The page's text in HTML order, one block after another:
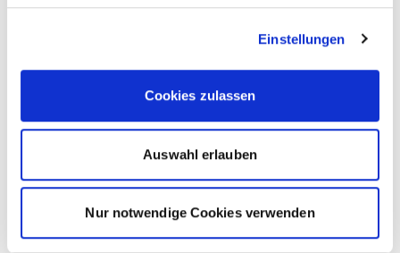
Einstellungen
Cookies zulassen
Auswahl erlauben
Nur notwendige Cookies verwenden